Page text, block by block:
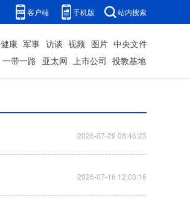
客户端 手机版 站内搜索
健康 军事 访谈 视频 图片 中央文件
一带一路 亚太网 上市公司 投教基地
2026-07-29 08:46:23
2026-07-16 12:03:16